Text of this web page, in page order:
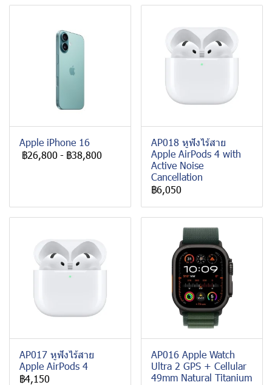
Apple iPhone 16
฿26,800 - ฿38,800
AP018 หูฟังไร้สาย
Apple AirPods 4 with
Active Noise
Cancellation
฿6,050
AP017 หูฟังไร้สาย
Apple AirPods 4
฿4,150
AP016 Apple Watch
Ultra 2 GPS + Cellular
49mm Natural Titanium